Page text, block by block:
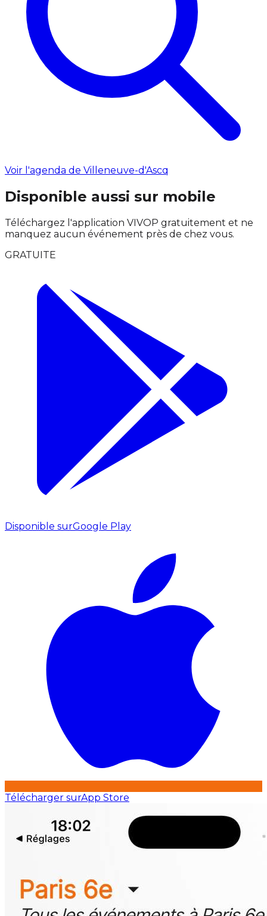
Voir l'agenda de Villeneuve-d'Ascq
Disponible aussi sur mobile
Téléchargez l'application VIVOP gratuitement et ne
manquez aucun événement près de chez vous.
GRATUITE
Disponible surGoogle Play
Télécharger surApp Store